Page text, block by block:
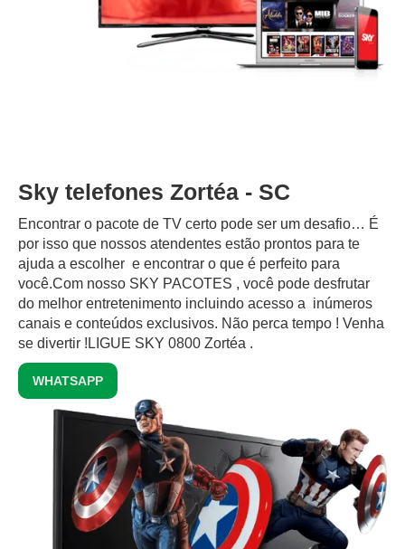
Sky telefones Zortéa - SC
Encontrar o pacote de TV certo pode ser um desafio… É
por isso que nossos atendentes estão prontos para te
ajuda a escolher e encontrar o que é perfeito para
você.Com nosso SKY PACOTES , você pode desfrutar
do melhor entretenimento incluindo acesso a inúmeros
canais e conteúdos exclusivos.‍ Não perca tempo ! Venha
se divertir !LIGUE SKY 0800 Zortéa .
WHATSAPP